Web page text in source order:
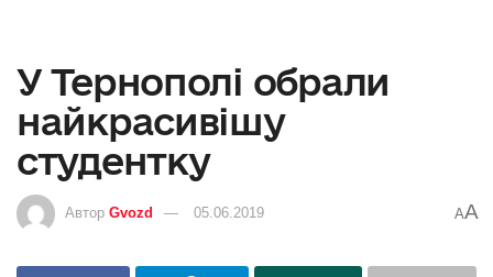
У Тернополі обрали
найкрасивішу
студентку
Автор Gvozd 05.06.2019 AA